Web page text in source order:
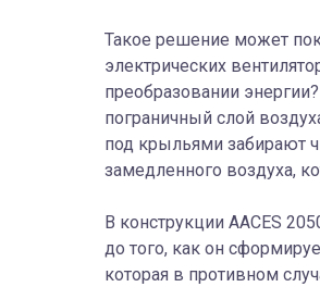
Такое решение может
электрических
преобразовании
пограничный слой
под крыльями забирают
замедленного воздуха,
В конструкции AACES
до того, как он
которая в противном